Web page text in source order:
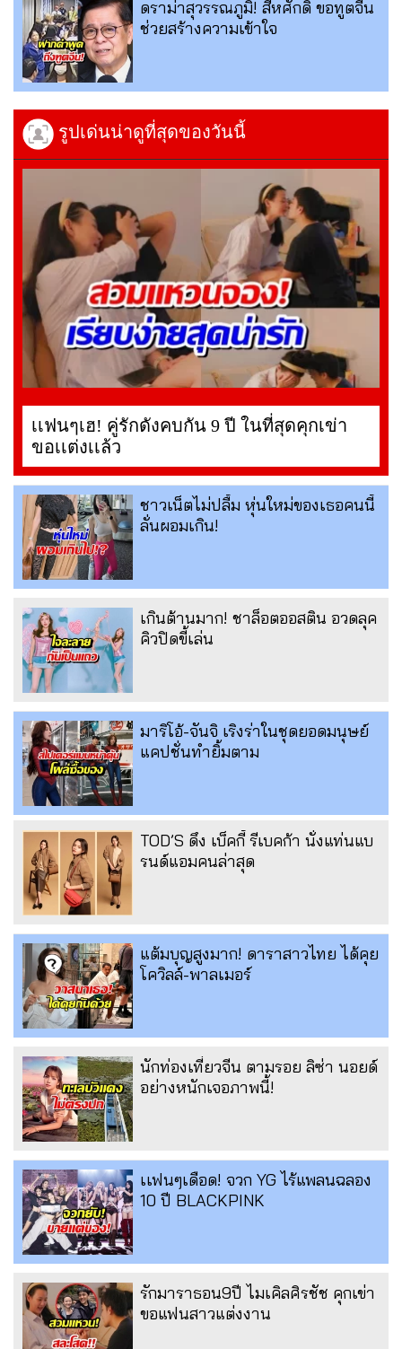
ดราม่าสุวรรณภูมิ! สีหศักดิ์ ขอทูตจีน
ช่วยสร้างความเข้าใจ
รูปเด่นน่าดูที่สุดของวันนี้
เเฟนๆเฮ! คู่รักดังคบกัน 9 ปี ในที่สุดคุกเข่า
ขอเเต่งเเล้ว
ชาวเน็ตไม่ปลื้ม หุ่นใหม่ของเธอคนนี้
ลั่นผอมเกิน!
เกินต้านมาก! ชาล็อตออสติน อวดลุค
คิวปิดขี้เล่น
มาริโอ้-จันจิ เริงร่าในชุดยอดมนุษย์
แคปชั่นทำยิ้มตาม
TOD’S ดึง เบ็คกี้ รีเบคก้า นั่งแท่นแบ
รนด์แอมคนล่าสุด
แต้มบุญสูงมาก! ดาราสาวไทย ได้คุย
โควิลล์-พาลเมอร์
นักท่องเที่ยวจีน ตามรอย ลิซ่า นอยด์
อย่างหนักเจอภาพนี้!
เเฟนๆเดือด! จวก YG ไร้แพลนฉลอง
10 ปี BLACKPINK
รักมาราธอน9ปี ไมเคิลศิรชัช คุกเข่า
ขอแฟนสาวแต่งงาน